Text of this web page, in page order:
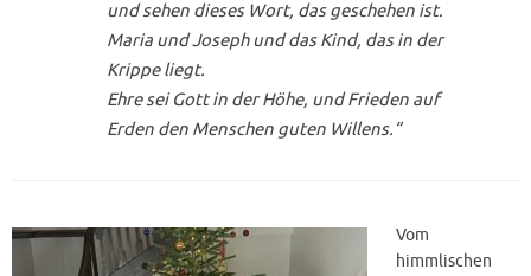
und sehen dieses Wort, das geschehen ist.
Maria und Joseph und das Kind, das in der
Krippe liegt.
Ehre sei Gott in der Höhe, und Frieden auf
Erden den Menschen guten Willens.“
Vom
himmlischen